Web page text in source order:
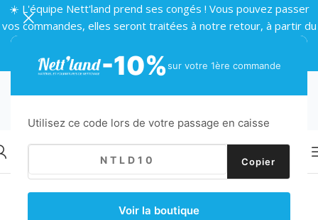
-10%sur votre 1ère commande
Utilisez ce code lors de votre passage en caisse
Copier
Voir la boutique
☀️ L'équipe Nett'land prend ses congés ! Vous pouvez passer
vos commandes, elles seront traitées à notre retour, à partir du
Produits d'entretien Nettoyant sanitaires /Page 3
Désinfectant